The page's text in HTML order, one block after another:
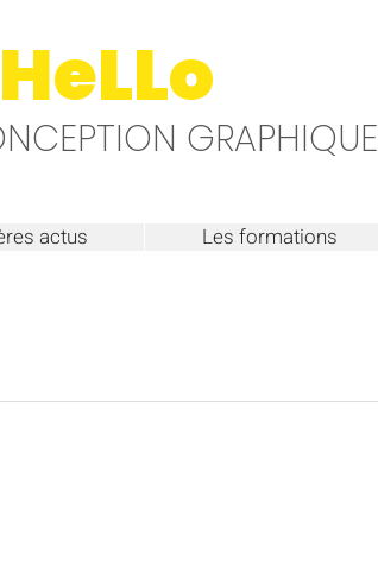
GRAPHIQUE
actus Les formations